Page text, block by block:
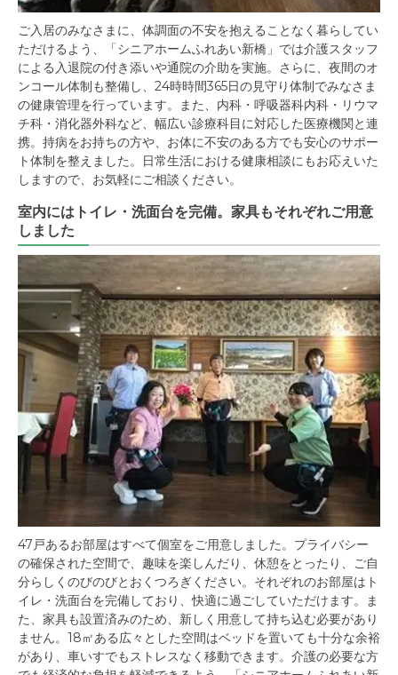
ご入居のみなさまに、体調面の不安を抱えることなく暮らしてい
ただけるよう、「シニアホームふれあい新橋」では介護スタッフ
による入退院の付き添いや通院の介助を実施。さらに、夜間のオ
ンコール体制も整備し、24時時間365日の見守り体制でみなさま
の健康管理を行っています。また、内科・呼吸器科内科・リウマ
チ科・消化器外科など、幅広い診療科目に対応した医療機関と連
携。持病をお持ちの方や、お体に不安のある方でも安心のサポー
ト体制を整えました。日常生活における健康相談にもお応えいた
しますので、お気軽にご相談ください。
室内にはトイレ・洗面台を完備。家具もそれぞれご用意
しました
47戸あるお部屋はすべて個室をご用意しました。プライバシー
の確保された空間で、趣味を楽しんだり、休憩をとったり、ご自
分らしくのびのびとおくつろぎください。それぞれのお部屋はト
イレ・洗面台を完備しており、快適に過ごしていただけます。ま
た、家具も設置済みのため、新しく用意して持ち込む必要があり
ません。18㎡ある広々とした空間はベッドを置いても十分な余裕
があり、車いすでもストレスなく移動できます。介護の必要な方